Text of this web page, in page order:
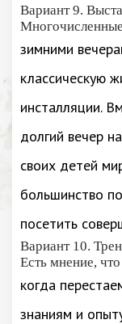
Вариант 9.
зимними
классическую
инсталляции.
долгий вечер
своих детей
большинство
посетить
Вариант 10.
Есть мнение,
когда
знаниям и